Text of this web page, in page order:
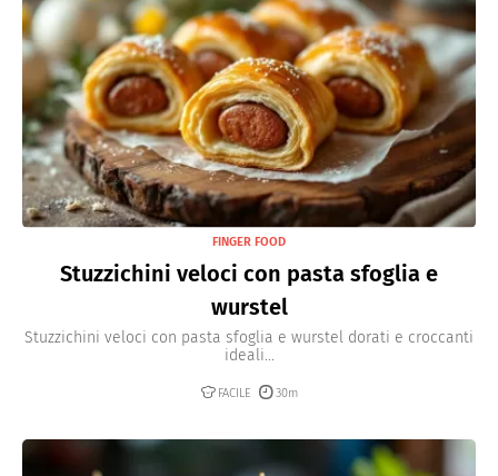
FINGER FOOD
Stuzzichini veloci con pasta sfoglia e
wurstel
Stuzzichini veloci con pasta sfoglia e wurstel dorati e croccanti
ideali...
FACILE 30m